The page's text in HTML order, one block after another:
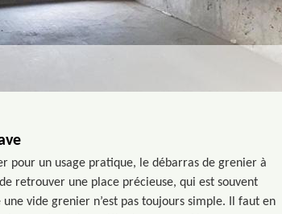
pour un usage pratique, le débarras de grenier à
retrouver une place précieuse, qui est souvent
vide grenier n’est pas toujours simple. Il faut en